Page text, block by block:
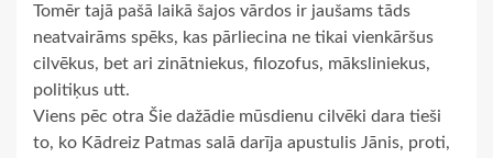
Tomēr tajā pašā laikā šajos vārdos ir jaušams tāds
neatvairāms spēks, kas pārliecina ne tikai vienkāršus
cilvēkus, bet ari zinātniekus, filozofus, māksliniekus,
politiķus utt.
Viens pēc otra Šie dažādie mūsdienu cilvēki dara tieši
to, ko Kādreiz Patmas salā darīja apustulis Jānis, proti,